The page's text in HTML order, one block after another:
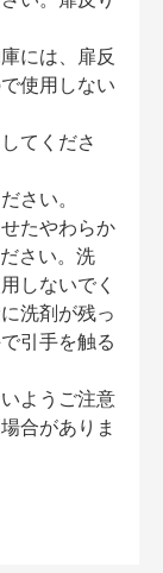
には、扉反
使用しない
てくださ
さい。
たやわらか
さい。洗
しないでく
洗剤が残っ
引手を触る
ようご注意
合がありま